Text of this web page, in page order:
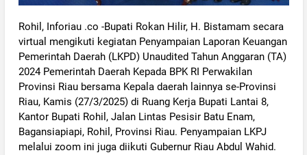
Rohil, Inforiau .co -Bupati Rokan Hilir, H. Bistamam secara
virtual mengikuti kegiatan Penyampaian Laporan Keuangan
Pemerintah Daerah (LKPD) Unaudited Tahun Anggaran (TA)
2024 Pemerintah Daerah Kepada BPK RI Perwakilan
Provinsi Riau bersama Kepala daerah lainnya se-Provinsi
Riau, Kamis (27/3/2025) di Ruang Kerja Bupati Lantai 8,
Kantor Bupati Rohil, Jalan Lintas Pesisir Batu Enam,
Bagansiapiapi, Rohil, Provinsi Riau. Penyampaian LKPJ
melalui zoom ini juga diikuti Gubernur Riau Abdul Wahid.